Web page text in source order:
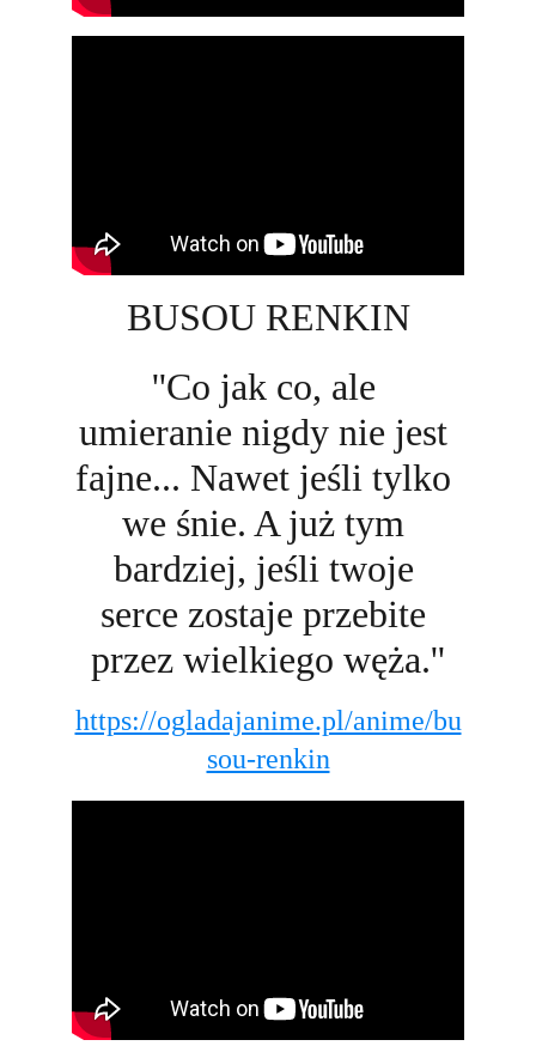
BUSOU RENKIN
''Co jak co, ale
umieranie nigdy nie jest
fajne... Nawet jeśli tylko
we śnie. A już tym
bardziej, jeśli twoje
serce zostaje przebite
przez wielkiego węża.''
https://ogladajanime.pl/anime/bu
sou-renkin